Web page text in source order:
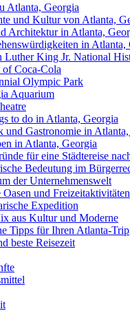
Atlanta, Georgia
und Kultur von Atlanta,
Architektur in Atlanta,
in Atlanta,
Luther King Jr. National
Coca-Cola
Olympic Park
Aquarium
to do in Atlanta, Georgia
und Gastronomie in Atlanta,
in Atlanta, Georgia
für eine Städtereise
Bedeutung im
der Unternehmenswelt
Oasen und Freizeitaktivitäten
Expedition
aus Kultur und Moderne
Tipps für Ihren Atlanta-Trip
beste Reisezeit